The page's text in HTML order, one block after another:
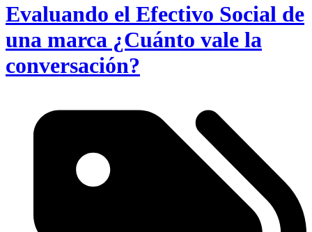
Evaluando el Efectivo Social de
una marca ¿Cuánto vale la
conversación?